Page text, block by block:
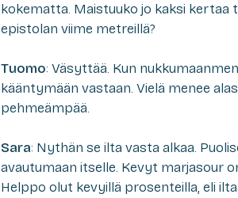
kokematta. Maistuuko jo kaksi
epistolan viime metreillä?
Tuomo: Väsyttää. Kun
kääntymään vastaan. Vielä menee
pehmeämpää.
Sara: Nythän se ilta vasta alkaa.
avautumaan itselle. Kevyt marjasour
Helppo olut kevyillä prosenteilla, eli